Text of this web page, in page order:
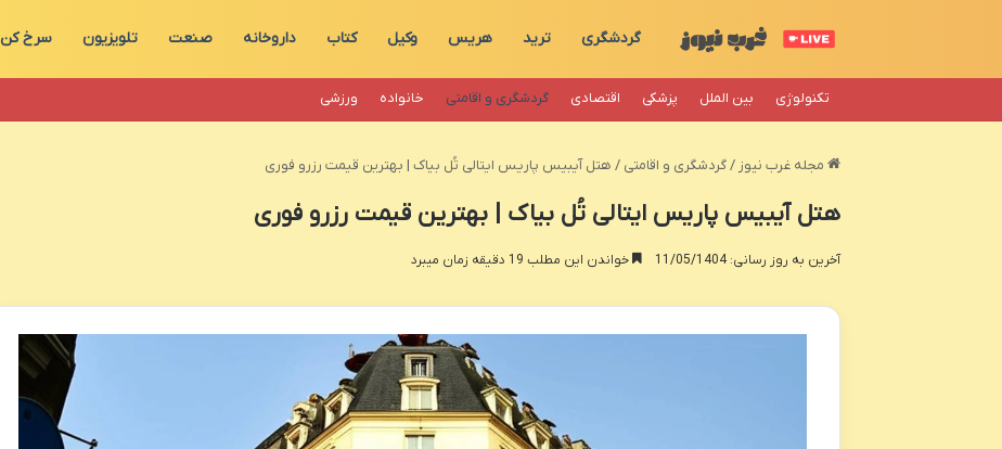
گردشگری ترید هریس وکیل کتاب داروخانه صنعت تلویزیون سرخ کن
تکنولوژی بین الملل پزشکی اقتصادی گردشگری و اقامتی خانواده ورزشی
مجله غرب نیوز / گردشگری و اقامتی / هتل آیبیس پاریس ایتالی تُل بیاک | بهترین قیمت رزرو فوری
هتل آیبیس پاریس ایتالی تُل بیاک | بهترین قیمت رزرو فوری
آخرین به روز رسانی: 11/05/1404 خواندن این مطلب 19 دقیقه زمان میبرد